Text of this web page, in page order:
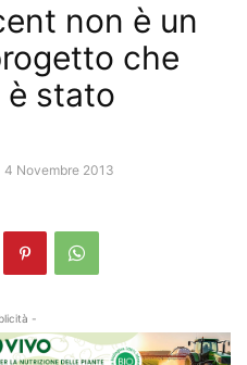
non è un
che
è stato
4 Novembre 2013
-